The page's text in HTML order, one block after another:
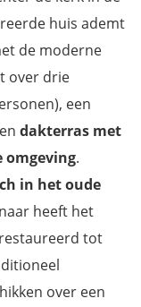
huis ademt
de moderne
over drie
een
dakterras met
omgeving.
in het oude
heeft het
tot
over een